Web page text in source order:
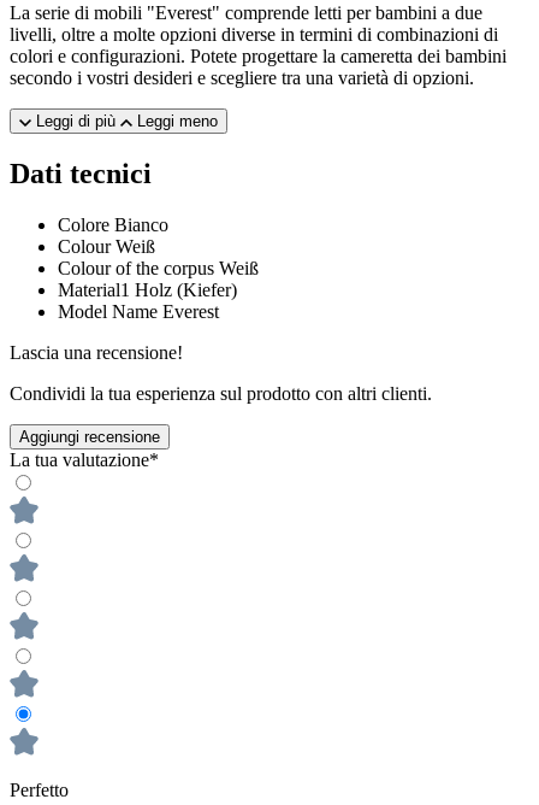
La serie di mobili "Everest" comprende letti per bambini a due
livelli, oltre a molte opzioni diverse in termini di combinazioni di
colori e configurazioni. Potete progettare la cameretta dei bambini
secondo i vostri desideri e scegliere tra una varietà di opzioni.
Leggi di più Leggi meno
Dati tecnici
Colore Bianco
Colour Weiß
Colour of the corpus Weiß
Material1 Holz (Kiefer)
Model Name Everest
Lascia una recensione!
Condividi la tua esperienza sul prodotto con altri clienti.
Aggiungi recensione
La tua valutazione*
Perfetto